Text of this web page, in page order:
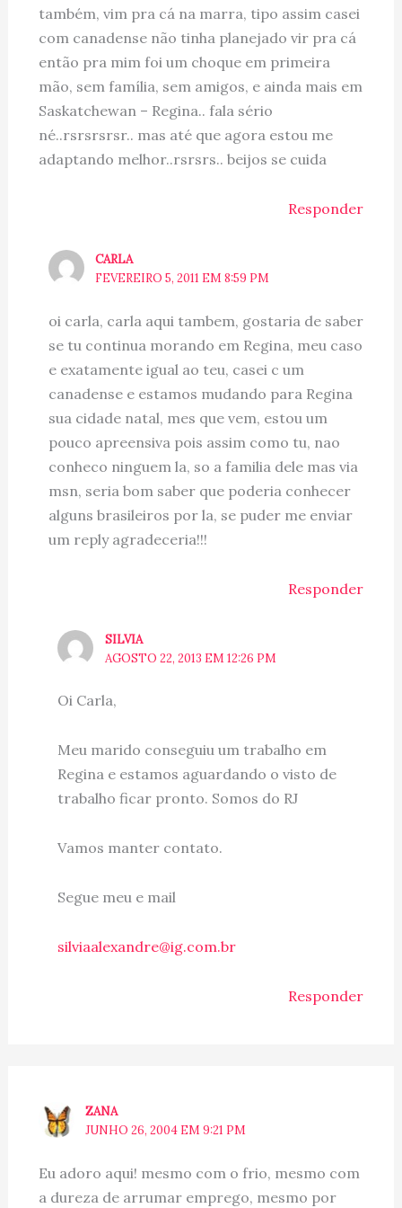
também, vim pra cá na marra, tipo assim casei
com canadense não tinha planejado vir pra cá
então pra mim foi um choque em primeira
mão, sem família, sem amigos, e ainda mais em
Saskatchewan – Regina.. fala sério
né..rsrsrsrsr.. mas até que agora estou me
adaptando melhor..rsrsrs.. beijos se cuida
Responder
CARLA
FEVEREIRO 5, 2011 EM 8:59 PM
oi carla, carla aqui tambem, gostaria de saber
se tu continua morando em Regina, meu caso
e exatamente igual ao teu, casei c um
canadense e estamos mudando para Regina
sua cidade natal, mes que vem, estou um
pouco apreensiva pois assim como tu, nao
conheco ninguem la, so a familia dele mas via
msn, seria bom saber que poderia conhecer
alguns brasileiros por la, se puder me enviar
um reply agradeceria!!!
Responder
SILVIA
AGOSTO 22, 2013 EM 12:26 PM
Oi Carla,
Meu marido conseguiu um trabalho em
Regina e estamos aguardando o visto de
trabalho ficar pronto. Somos do RJ
Vamos manter contato.
Segue meu e mail
silviaalexandre@ig.com.br
Responder
ZANA
JUNHO 26, 2004 EM 9:21 PM
Eu adoro aqui! mesmo com o frio, mesmo com
a dureza de arrumar emprego, mesmo por